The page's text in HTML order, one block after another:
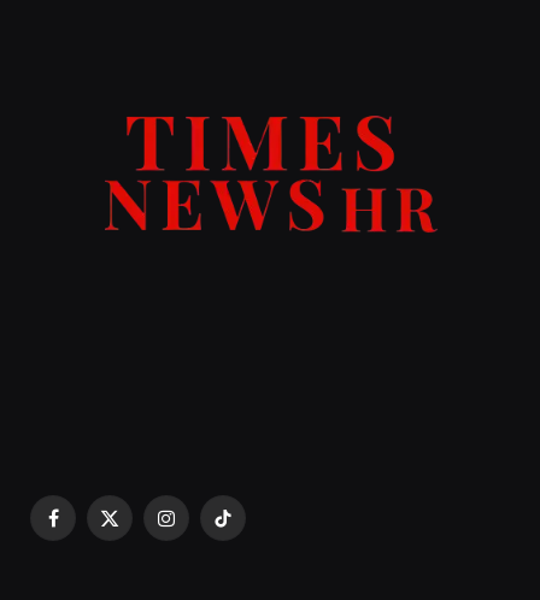
Facebook
X
InstagramTikTok